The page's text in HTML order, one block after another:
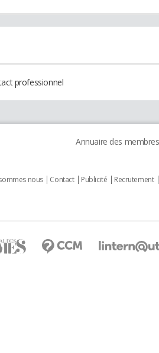
professionnel
Annuaire des
nous Contact Publicité Recrutement